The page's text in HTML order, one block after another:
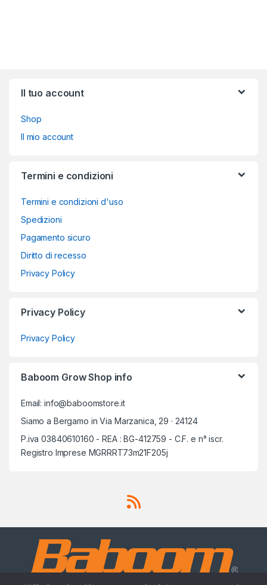
Il tuo account
Shop
Il mio account
Termini e condizioni
Termini e condizioni d'uso
Spedizioni
Pagamento sicuro
Diritto di recesso
Privacy Policy
Privacy Policy
Privacy Policy
Baboom Grow Shop info
Email: info@baboomstore.it
Siamo a Bergamo in Via Marzanica, 29 · 24124
P.iva 03840610160 - REA : BG-412759 - C.F. e n° iscr.
Registro Imprese MGRRRT73m21F205j